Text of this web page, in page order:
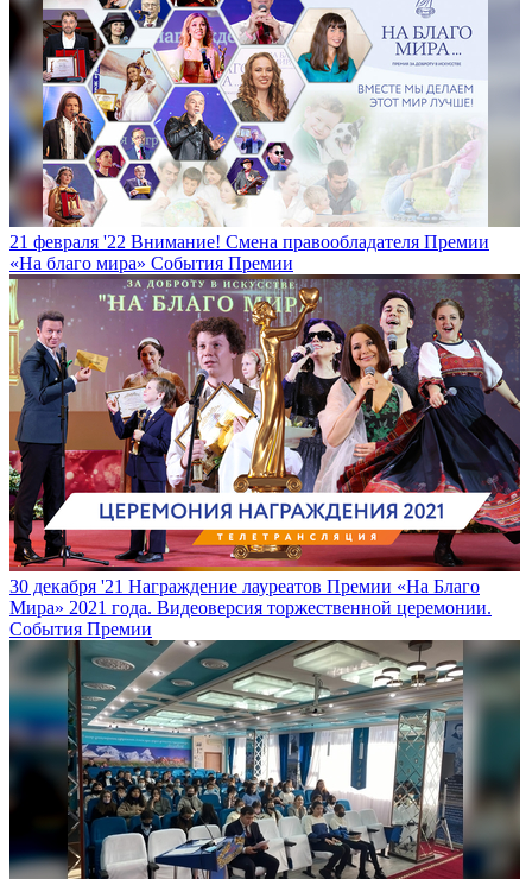
21 февраля '22 Внимание! Смена правообладателя Премии
«На благо мира» События Премии
30 декабря '21 Награждение лауреатов Премии «На Благо
Мира» 2021 года. Видеоверсия торжественной церемонии.
События Премии